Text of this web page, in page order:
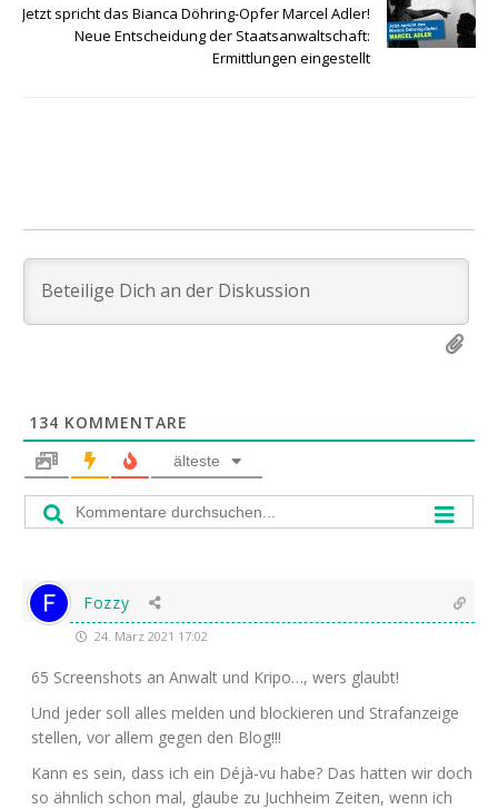
Jetzt spricht das Bianca Döhring-Opfer Marcel Adler!
Neue Entscheidung der Staatsanwaltschaft:
Ermittlungen eingestellt
134 KOMMENTARE
älteste
Fozzy
24. März 2021 17:02
65 Screen­shots an Anwalt und Kri­po…, wers glaubt!
Und jeder soll alles mel­den und blo­ckie­ren und Straf­an­zei­ge
stel­len, vor allem gegen den Blog!!!
Kann es sein, dass ich ein Déjà-vu habe? Das hat­ten wir doch
so ähn­lich schon mal, glau­be zu Juch­heim Zei­ten, wenn ich